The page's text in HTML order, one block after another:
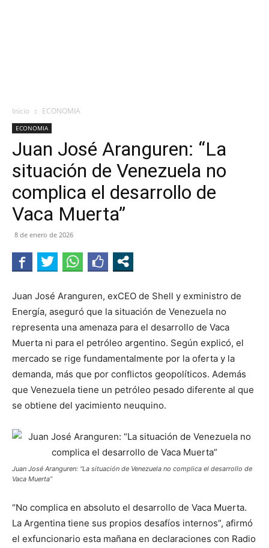
Inicio ECONOMIA
ECONOMIA
Juan José Aranguren: “La
situación de Venezuela no
complica el desarrollo de
Vaca Muerta”
8 de enero de 2026
Juan José Aranguren, exCEO de Shell y exministro de
Energía, aseguró que la situación de Venezuela no
representa una amenaza para el desarrollo de Vaca
Muerta ni para el petróleo argentino. Según explicó, el
mercado se rige fundamentalmente por la oferta y la
demanda, más que por conflictos geopolíticos. Además
que Venezuela tiene un petróleo pesado diferente al que
se obtiene del yacimiento neuquino.
Juan José Aranguren: “La situación de Venezuela no complica el desarrollo de
Vaca Muerta”
“No complica en absoluto el desarrollo de Vaca Muerta.
La Argentina tiene sus propios desafíos internos”, afirmó
el exfuncionario esta mañana en declaraciones con Radio